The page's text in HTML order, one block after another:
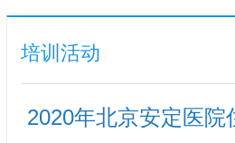
培训活动
2020年北京安定医院